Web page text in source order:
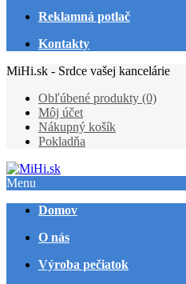
Reklamná potlač
Kontakty
MiHi.sk - Srdce vašej kancelárie
Obľúbené produkty (0)
Môj účet
Nákupný košík
Pokladňa
Menu
Domov
O nás
Výroba pečiatok